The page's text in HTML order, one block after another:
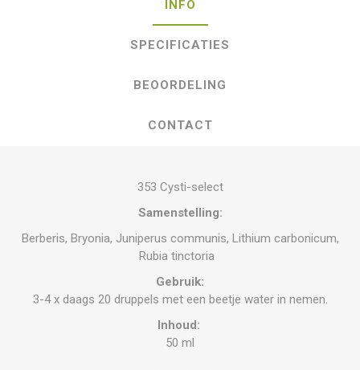
INFO
SPECIFICATIES
BEOORDELING
CONTACT
353 Cysti-select
Samenstelling:
Berberis, Bryonia, Juniperus communis, Lithium carbonicum,
Rubia tinctoria
Gebruik:
3-4 x daags 20 druppels met een beetje water in nemen.
Inhoud:
50 ml